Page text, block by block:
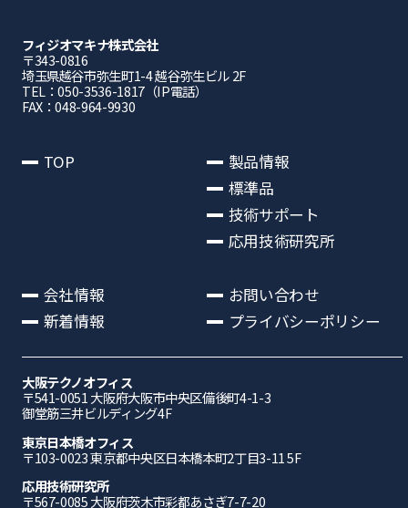
フィジオマキナ株式会社
〒343-0816
埼⽟県越⾕市弥⽣町1-4 越⾕弥⽣ビル 2F
TEL：050-3536-1817（IP電話）
FAX：048-964-9930
TOP
製品情報
標準品
技術サポート
応用技術研究所
会社情報
新着情報
お問い合わせ
プライバシーポリシー
大阪テクノオフィス
〒541-0051 ⼤阪府⼤阪市中央区備後町4-1-3
御堂筋三井ビルディング4F
東京日本橋オフィス
〒103-0023 東京都中央区日本橋本町2丁目3-11 5F
応⽤技術研究所
〒567-0085 ⼤阪府茨⽊市彩都あさぎ7-7-20